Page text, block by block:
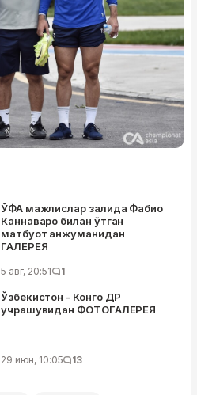
ЎФА мажлислар залида Фабио
Каннаваро билан ўтган
матбуот анжуманидан
ГАЛЕРЕЯ
5 авг, 20:51 1
Ўзбекистон - Конго ДР
учрашувидан ФОТОГАЛЕРЕЯ
29 июн, 10:05 13